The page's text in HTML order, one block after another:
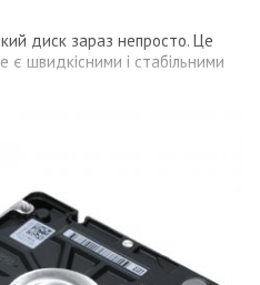
диск зараз непросто. Це
є швидкісними і стабільними